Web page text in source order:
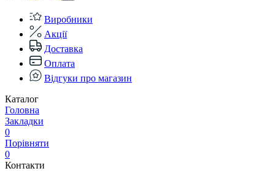
Виробники
Акції
Доставка
Оплата
Відгуки про магазин
Каталог
Головна
Закладки
0
Порівняти
0
Контакти